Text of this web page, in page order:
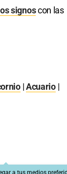
signoscon las
|Acuario|